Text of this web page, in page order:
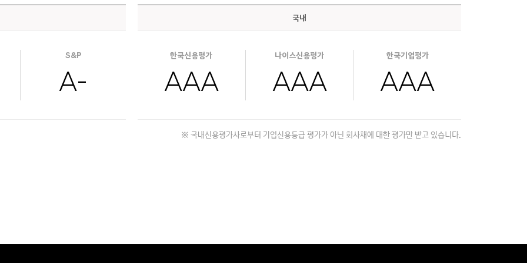
S&P
A-
국내
한국신용평가
AAA
나이스신용평가
AAA
한국기업평가
AAA
※ 국내신용평가사로부터 기업신용등급 평가가 아닌 회사채에 대한 평가만 받고 있습니다.